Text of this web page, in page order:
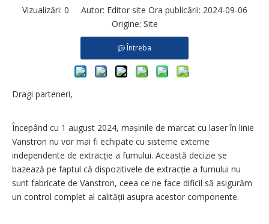
Vizualizări: 0 Autor: Editor site Ora publicării: 2024-09-06
Origine: Site
Întreba
Dragi parteneri,
Începând cu 1 august 2024, mașinile de marcat cu laser în linie
Vanstron nu vor mai fi echipate cu sisteme externe
independente de extracție a fumului. Această decizie se
bazează pe faptul că dispozitivele de extracție a fumului nu
sunt fabricate de Vanstron, ceea ce ne face dificil să asigurăm
un control complet al calității asupra acestor componente.